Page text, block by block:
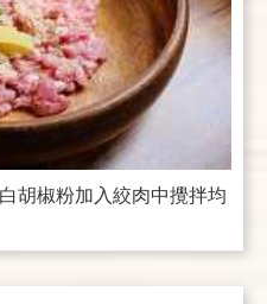
胡椒粉加入絞肉中攪拌均